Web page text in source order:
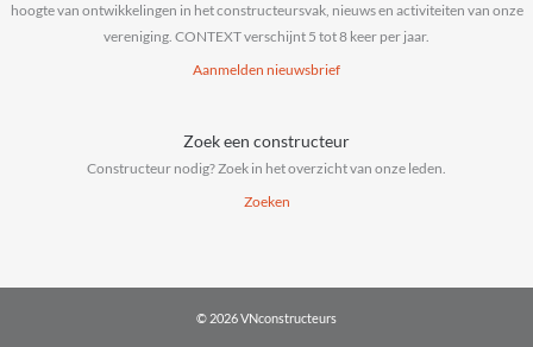
hoogte van ontwikkelingen in het constructeursvak, nieuws en activiteiten van onze
vereniging. CONTEXT verschijnt 5 tot 8 keer per jaar.
Aanmelden nieuwsbrief
Zoek een constructeur
Constructeur nodig? Zoek in het overzicht van onze leden.
Zoeken
© 2026 VNconstructeurs